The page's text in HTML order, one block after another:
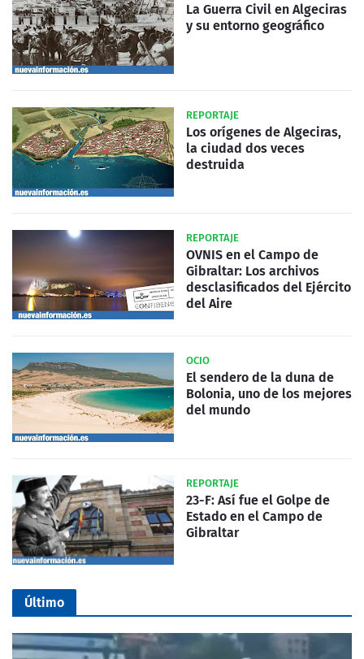
La Guerra Civil en Algeciras
y su entorno geográfico
REPORTAJE
Los orígenes de Algeciras,
la ciudad dos veces
destruida
REPORTAJE
OVNIS en el Campo de
Gibraltar: Los archivos
desclasificados del Ejército
del Aire
OCIO
El sendero de la duna de
Bolonia, uno de los mejores
del mundo
REPORTAJE
23-F: Así fue el Golpe de
Estado en el Campo de
Gibraltar
Último